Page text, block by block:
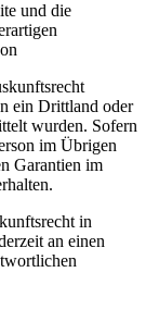
und die
ein Drittland oder
wurden. Sofern
im Übrigen
Garantien im
in
an einen